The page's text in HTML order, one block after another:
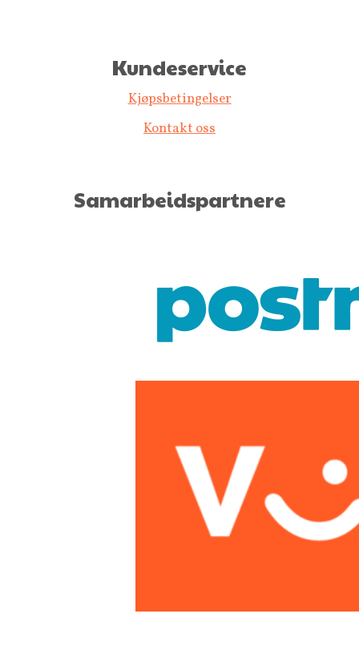
Kundeservice
Kjøpsbetingelser
Kontakt oss
Samarbeidspartnere